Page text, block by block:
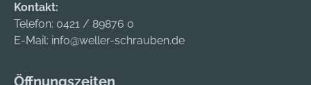
Kontakt:
Telefon: 0421 / 89876 0
E-Mail: info@weller-schrauben.de